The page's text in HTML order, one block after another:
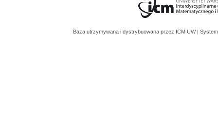
Baza utrzymywana i dystrybuowana przez ICM UW |